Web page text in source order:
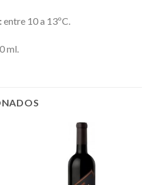
entre 10 a 13ºC.
ml.